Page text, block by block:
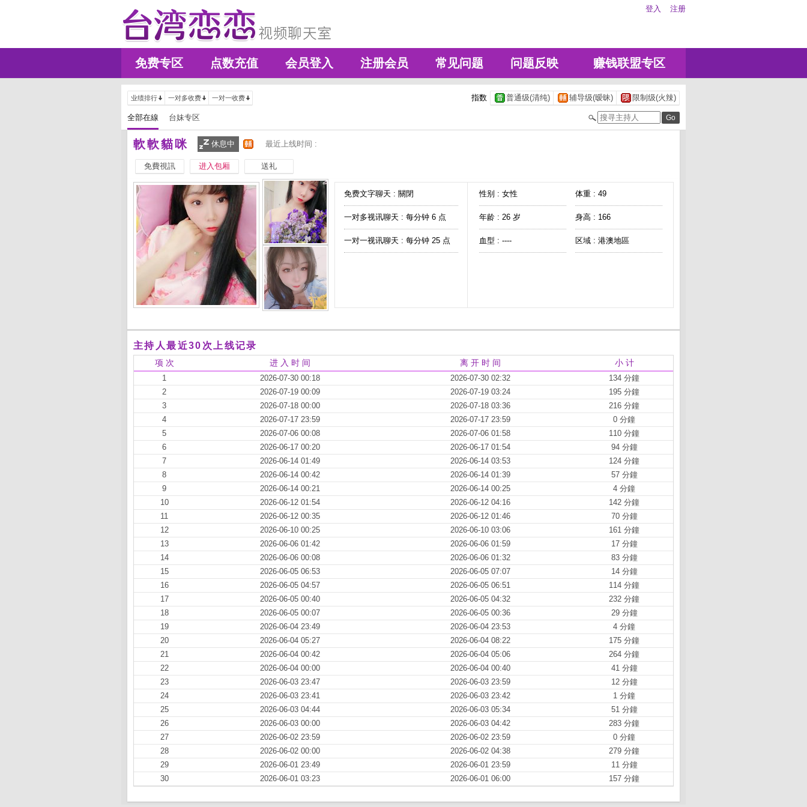
登入 注册
免费专区 点数充值 会员登入 注册会员 常见问题 问题反映 赚钱联盟专区
业绩排行 一对多收费 一对一收费 指数 普通级(清纯) 辅导级(暧昧) 限制级(火辣)
全部在線 台妹专区
軟軟貓咪 休息中 最近上线时间 :
免費視訊 进入包厢 送礼
免费文字聊天 : 關閉
一对多视讯聊天 : 每分钟 6 点
一对一视讯聊天 : 每分钟 25 点
性别 : 女性 体重 : 49
年龄 : 26 岁 身高 : 166
血型 : ---- 区域 : 港澳地區
主持人最近30次上线记录
项 次 进 入 时 间 离 开 时 间 小 计
1 2026-07-30 00:18 2026-07-30 02:32
134 分鐘
2
2026-07-19 00:09 2026-07-19 03:24
195 分鐘
3
2026-07-18 00:00 2026-07-18 03:36
216 分鐘
4
2026-07-17 23:59 2026-07-17 23:59
0 分鐘
5
2026-07-06 00:08 2026-07-06 01:58
110 分鐘
6
2026-06-17 00:20 2026-06-17 01:54
94 分鐘
7
2026-06-14 01:49 2026-06-14 03:53
124 分鐘
8
2026-06-14 00:42 2026-06-14 01:39
57 分鐘
9
2026-06-14 00:21 2026-06-14 00:25
4 分鐘
10
2026-06-12 01:54 2026-06-12 04:16
142 分鐘
11
2026-06-12 00:35 2026-06-12 01:46
70 分鐘
12
2026-06-10 00:25 2026-06-10 03:06
161 分鐘
13
2026-06-06 01:42 2026-06-06 01:59
17 分鐘
14
2026-06-06 00:08 2026-06-06 01:32
83 分鐘
15
2026-06-05 06:53 2026-06-05 07:07
14 分鐘
16
2026-06-05 04:57 2026-06-05 06:51
114 分鐘
17
2026-06-05 00:40 2026-06-05 04:32
232 分鐘
18
2026-06-05 00:07 2026-06-05 00:36
29 分鐘
19
2026-06-04 23:49 2026-06-04 23:53
4 分鐘
20
2026-06-04 05:27 2026-06-04 08:22
175 分鐘
21
2026-06-04 00:42 2026-06-04 05:06
264 分鐘
22
2026-06-04 00:00 2026-06-04 00:40
41 分鐘
23
2026-06-03 23:47 2026-06-03 23:59
12 分鐘
24
2026-06-03 23:41 2026-06-03 23:42
1 分鐘
25
2026-06-03 04:44 2026-06-03 05:34
51 分鐘
26
2026-06-03 00:00 2026-06-03 04:42
283 分鐘
27
2026-06-02 23:59 2026-06-02 23:59
0 分鐘
28
2026-06-02 00:00 2026-06-02 04:38
279 分鐘
29
2026-06-01 23:49 2026-06-01 23:59
11 分鐘
30
2026-06-01 03:23 2026-06-01 06:00 157 分鐘